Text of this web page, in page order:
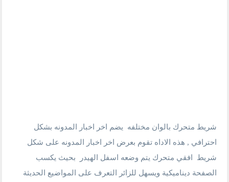
شريط متحرك بالوان مختلفه يضم اخر اخبار المدونه بشكل
احترافي , هذه الاداه تقوم بعرض اخر اخبار المدونه على شكل
شريط افقي متحرك يتم وضعه اسفل الهيدر بحيث يكسب
الصفحة ديناميكية ويسهل للزائر التعرف على المواضيع الحديثة